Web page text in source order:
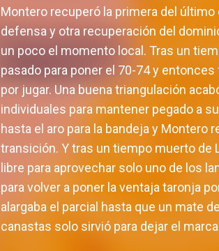
Montero recuperó la primera del
defensa y otra recuperación del
un poco el momento local. Tras un
pasado para poner el 70-74 y
por jugar. Una buena triangulación
individuales para mantener pegado a
hasta el aro para la bandeja y Montero
transición. Y tras un tiempo muerto de
libre para aprovechar solo uno de los
para volver a poner la ventaja taronja
alargaba el parcial hasta que un mate
canastas solo sirvió para dejar el